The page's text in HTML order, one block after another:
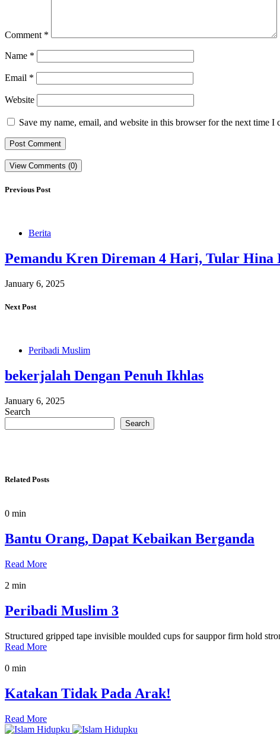
Comment *
Name *
Email *
Website
Save my name, email, and website in this browser for the next time I
View Comments (0)
Previous Post
Berita
Pemandu Kren Direman 4 Hari, Tular
January 6, 2025
Next Post
Peribadi Muslim
bekerjalah Dengan Penuh Ikhlas
January 6, 2025
Search
Search
Related Posts
0 min
Bantu Orang, Dapat Kebaikan Berganda
Read More
2 min
Peribadi Muslim 3
Structured gripped tape invisible moulded cups for sauppor firm hold
Read More
0 min
Katakan Tidak Pada Arak!
Read More